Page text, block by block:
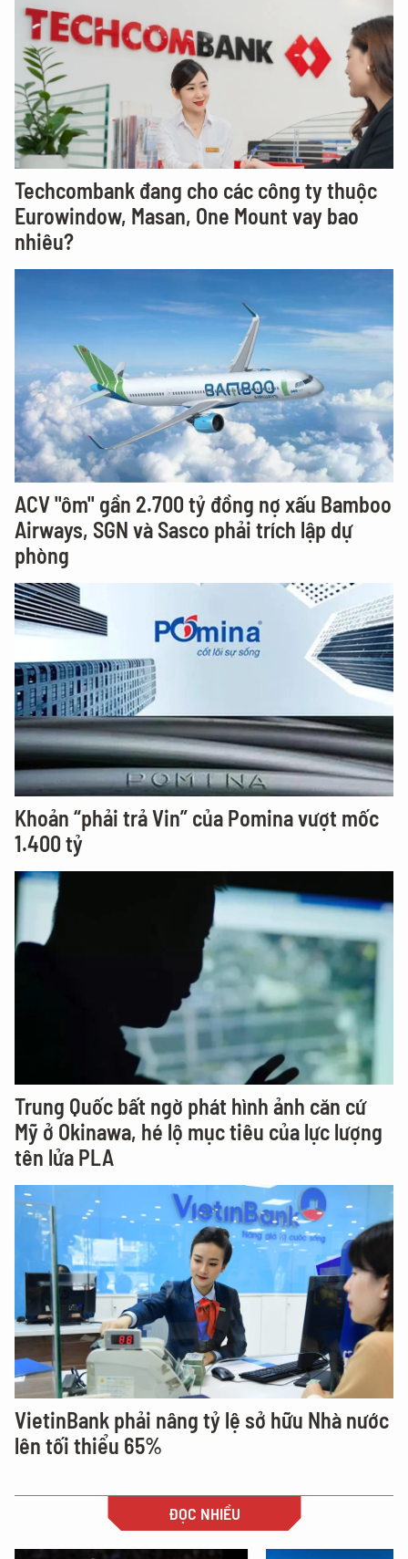
Techcombank đang cho các công ty thuộc
Eurowindow, Masan, One Mount vay bao
nhiêu?
ACV "ôm" gần 2.700 tỷ đồng nợ xấu Bamboo
Airways, SGN và Sasco phải trích lập dự
phòng
Khoản “phải trả Vin” của Pomina vượt mốc
1.400 tỷ
Trung Quốc bất ngờ phát hình ảnh căn cứ
Mỹ ở Okinawa, hé lộ mục tiêu của lực lượng
tên lửa PLA
VietinBank phải nâng tỷ lệ sở hữu Nhà nước
lên tối thiểu 65%
ĐỌC NHIỀU